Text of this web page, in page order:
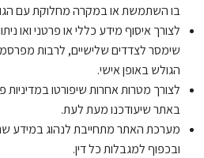
בו השתמשת או במקרה מחלוקת עם
לצורך איסוף מידע כללי או פרטני ואו
שימסר לצדדים שלישיים, לרבות
הגולש באופן אישי.
לצורך מטרות אחרות שיפורטו במדיניות
באתר שיעודכנו מעת לעת.
מערכת האתר מתחייבת לנהוג במידע
ובכפוף למגבלות כל דין.